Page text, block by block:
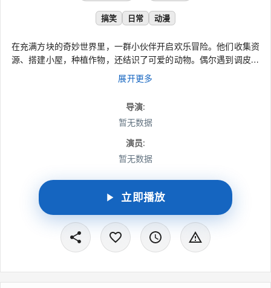
搞笑 日常 动漫
在充满方块的奇妙世界里，一群小伙伴开启欢乐冒险。他们收集资
源、搭建小屋，种植作物，还结识了可爱的动物。偶尔遇到调皮的
怪物，大家团结协作，用智慧和勇气化解危机。在探索与创造中，
收获友谊与成长，每一天都充满新奇与乐趣。
展开更多
导演:
暂无数据
演员:
暂无数据
立即播放